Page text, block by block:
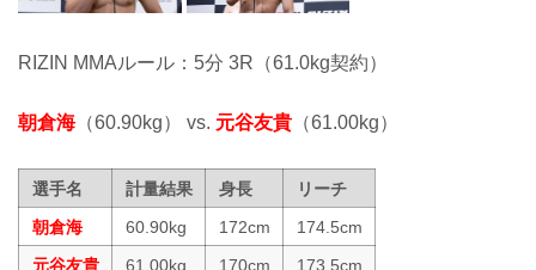
RIZIN MMAルール：5分 3R（61.0kg契約）
朝倉海（60.90kg） vs. 元谷友貴 （61.00kg）
選手名 計量結果 身長
リーチ
朝倉海
60.90kg 172cm
174.5cm
元谷友貴
61.00kg 170cm
173.5cm